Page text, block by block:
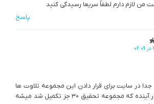
من لازم دارم لطفاً سریعا رسیدگی کنید
پاسخ
در سایت برای قرار دادن این مجموعه تلاوت ها
ایجاد بشه؟ اینطوری در آینده که مجموعه تحقیق ۳۰ جز تکمیل شد میشه